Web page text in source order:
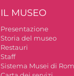
IL MUSEO
Presentazione
Storia del museo
Restauri
Staff
Sistema Musei di